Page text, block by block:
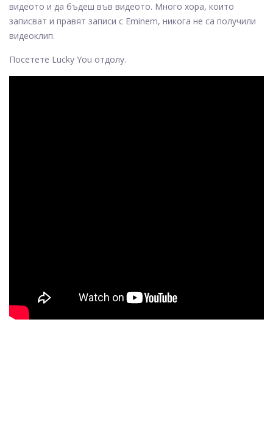
видеото и да бъдеш във видеото. Много хора, които
записват и правят записи с Eminem, никога не са получили
видеоклип.
Посетете Lucky You отдолу.